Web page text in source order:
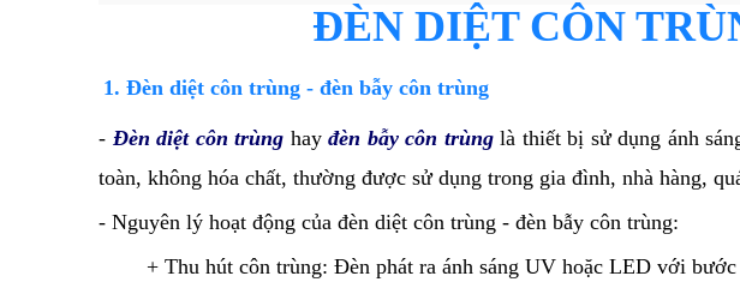
ĐÈN DIỆT CÔN
1. Đèn diệt côn trùng - đèn bẫy côn trùng
- Đèn diệt côn trùng hayđèn bẫy côn trùnglà thiết bị sử dụng ánh
toàn, không hóa chất, thường được sử dụng trong gia đình, nhà hàng,
- Nguyên lý hoạt động của đèn diệt côn trùng - đèn bẫy côn trùng:
+ Thu hút côn trùng: Đèn phát ra ánh sáng UV hoặc LED với bước